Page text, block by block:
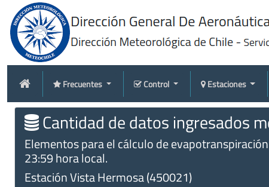
Frecuentes Control Estaciones
Cantidad de datos ingresados
Elementos para el cálculo de
23:59 hora local.
Estación Vista Hermosa (450021)